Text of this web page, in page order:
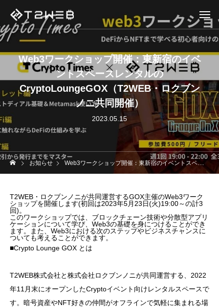
Web3ワークショップ開催：東新宿のイベ
ントスペースレンタルの
CryptoLoungeGOX（T2WEB・ロクブン
ノニ共同開催）
2023.05.15
お知らせ Web3ワークショップ開催：東新宿のイベントスペースレンタルのCryptoLoungeGOX（T2WEB・ロクブンノニ共同開催）
T2WEB・ロクブンノニが共同運営するGOX主催のWeb3ワーク
ショップを開催します(初回は2023年5月23日(火)19:00～の計3
回)。
このワークショップでは、ブロックチェーン技術や分散型アプリ
ケーションについて学び、Web3の基礎を身につけることができ
ます。また、Web3における次のステップやビジネスチャンスに
ついても考えることができます。
■Crypto Lounge GOX とは
T2WEB株式会社と株式会社ロクブンノニが共同運営する、2022
年11月末にオープンしたCryptoイベント向けレンタルスペースで
す。暗号資産やNFT好きの仲間がオフラインで気軽に集まれる場